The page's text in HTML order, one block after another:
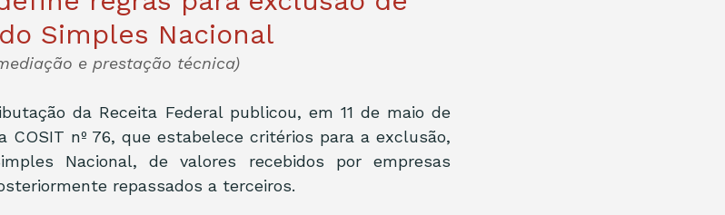
Simples Nacional
e prestação técnica)
da Receita Federal publicou, em 11 de maio de
COSIT nº 76, que estabelece critérios para a exclusão,
Nacional, de valores recebidos por empresas
repassados a terceiros.